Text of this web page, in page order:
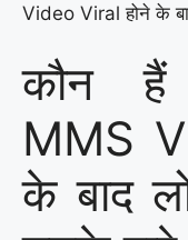
Video Viral होने के
कौन हैं
MMS
के बाद